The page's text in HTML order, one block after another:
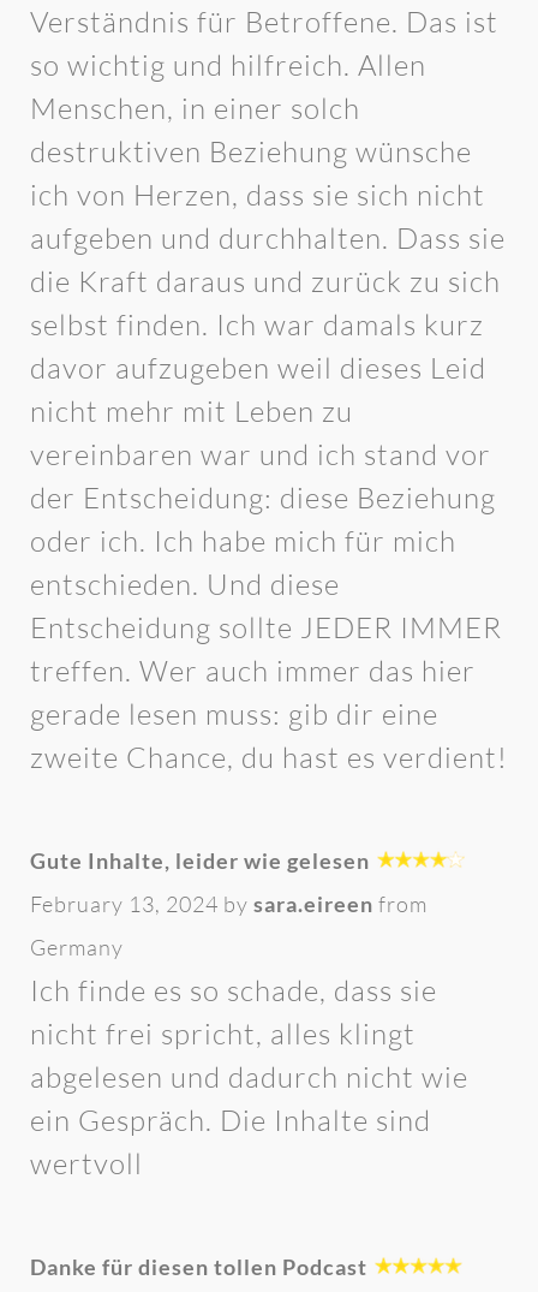
Verständnis für Betroffene. Das ist
so wichtig und hilfreich. Allen
Menschen, in einer solch
destruktiven Beziehung wünsche
ich von Herzen, dass sie sich nicht
aufgeben und durchhalten. Dass sie
die Kraft daraus und zurück zu sich
selbst finden. Ich war damals kurz
davor aufzugeben weil dieses Leid
nicht mehr mit Leben zu
vereinbaren war und ich stand vor
der Entscheidung: diese Beziehung
oder ich. Ich habe mich für mich
entschieden. Und diese
Entscheidung sollte JEDER IMMER
treffen. Wer auch immer das hier
gerade lesen muss: gib dir eine
zweite Chance, du hast es verdient!
Gute Inhalte, leider wie gelesen
February 13, 2024 by sara.eireen from
Germany
Ich finde es so schade, dass sie
nicht frei spricht, alles klingt
abgelesen und dadurch nicht wie
ein Gespräch. Die Inhalte sind
wertvoll
Danke für diesen tollen Podcast